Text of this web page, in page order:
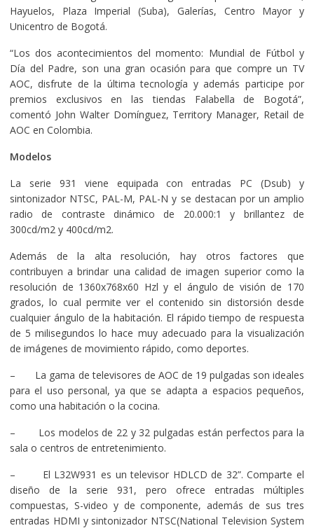
Hayuelos, Plaza Imperial (Suba), Galerías, Centro Mayor y
Unicentro de Bogotá.
“Los dos acontecimientos del momento: Mundial de Fútbol y
Día del Padre, son una gran ocasión para que compre un TV
AOC, disfrute de la última tecnología y además participe por
premios exclusivos en las tiendas Falabella de Bogotá”,
comentó John Walter Domínguez, Territory Manager, Retail de
AOC en Colombia.
Modelos
La serie 931 viene equipada con entradas PC (Dsub) y
sintonizador NTSC, PAL-M, PAL-N y se destacan por un amplio
radio de contraste dinámico de 20.000:1 y brillantez de
300cd/m2 y 400cd/m2.
Además de la alta resolución, hay otros factores que
contribuyen a brindar una calidad de imagen superior como la
resolución de 1360x768x60 Hzl y el ángulo de visión de 170
grados, lo cual permite ver el contenido sin distorsión desde
cualquier ángulo de la habitación. El rápido tiempo de respuesta
de 5 milisegundos lo hace muy adecuado para la visualización
de imágenes de movimiento rápido, como deportes.
– La gama de televisores de AOC de 19 pulgadas son ideales
para el uso personal, ya que se adapta a espacios pequeños,
como una habitación o la cocina.
– Los modelos de 22 y 32 pulgadas están perfectos para la
sala o centros de entretenimiento.
– El L32W931 es un televisor HDLCD de 32”. Comparte el
diseño de la serie 931, pero ofrece entradas múltiples
compuestas, S-video y de componente, además de sus tres
entradas HDMI y sintonizador NTSC(National Television System